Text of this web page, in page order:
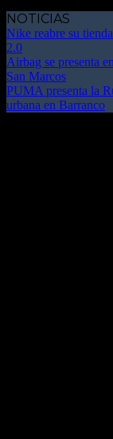
NOTICIAS
Nike reabre su
2.0
Airbag se presenta
San Marcos
PUMA presenta la
urbana en Barranco